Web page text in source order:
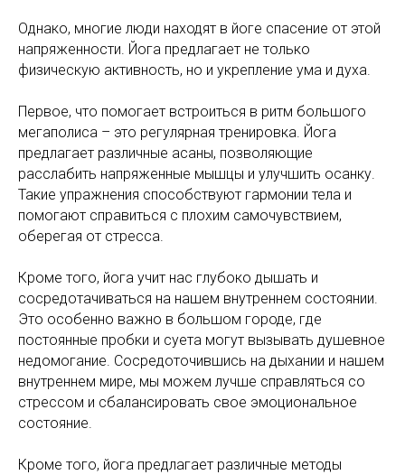
Однако, многие люди находят в йоге спасение от этой
напряженности. Йога предлагает не только
физическую активность, но и укрепление ума и духа.
Первое, что помогает встроиться в ритм большого
мегаполиса – это регулярная тренировка. Йога
предлагает различные асаны, позволяющие
расслабить напряженные мышцы и улучшить осанку.
Такие упражнения способствуют гармонии тела и
помогают справиться с плохим самочувствием,
оберегая от стресса.
Кроме того, йога учит нас глубоко дышать и
сосредотачиваться на нашем внутреннем состоянии.
Это особенно важно в большом городе, где
постоянные пробки и суета могут вызывать душевное
недомогание. Сосредоточившись на дыхании и нашем
внутреннем мире, мы можем лучше справляться со
стрессом и сбалансировать свое эмоциональное
состояние.
Кроме того, йога предлагает различные методы